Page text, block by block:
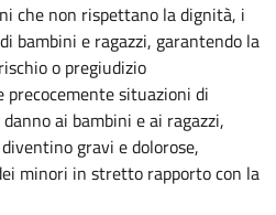
che non rispettano la dignità, i
bambini e ragazzi, garantendo la
o pregiudizio
situazioni di
ai bambini e ai ragazzi,
gravi e dolorose,
minori in stretto rapporto con la